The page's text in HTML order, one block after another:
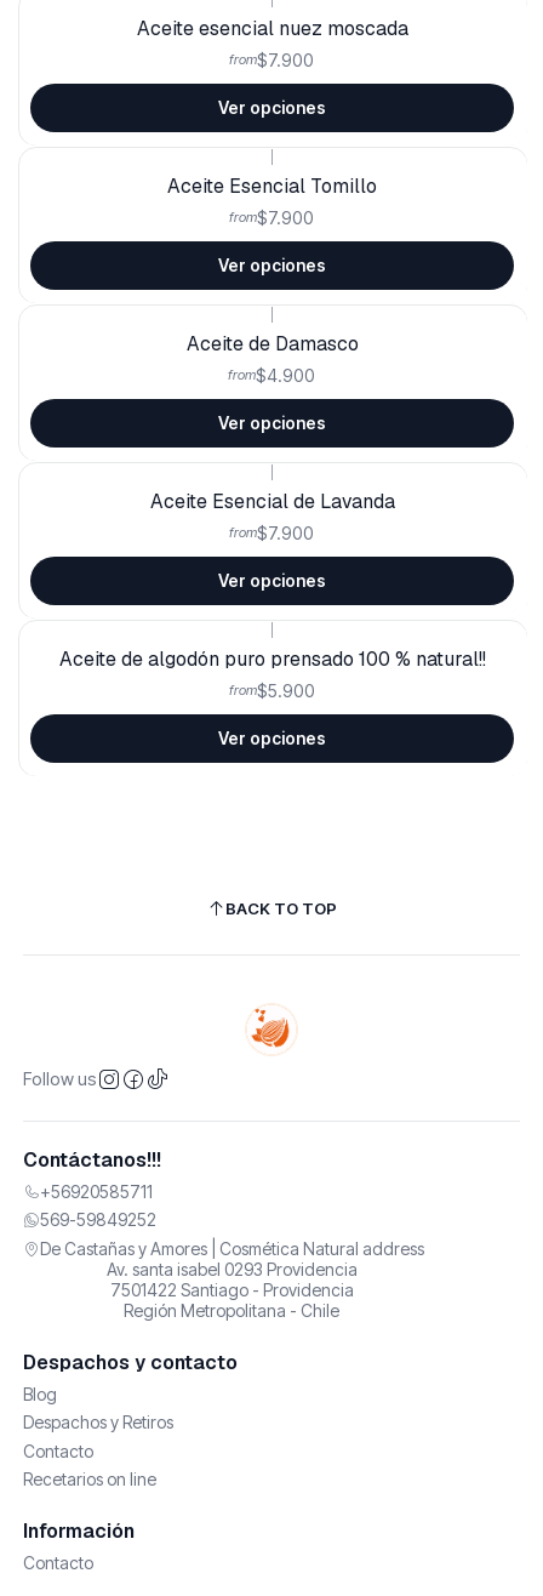
Aceite esencial nuez moscada
from$7.900
Ver opciones
Aceite Esencial Tomillo
from$7.900
Ver opciones
Aceite de Damasco
from$4.900
Ver opciones
Aceite Esencial de Lavanda
from$7.900
Ver opciones
Aceite de algodón puro prensado 100 % natural!!
from$5.900
Ver opciones
BACK TO TOP
Follow us
Contáctanos!!!
+56920585711
569-59849252
De Castañas y Amores | Cosmética Natural address
Av. santa isabel 0293 Providencia
7501422 Santiago - Providencia
Región Metropolitana - Chile
Despachos y contacto
Blog
Despachos y Retiros
Contacto
Recetarios on line
Información
Contacto